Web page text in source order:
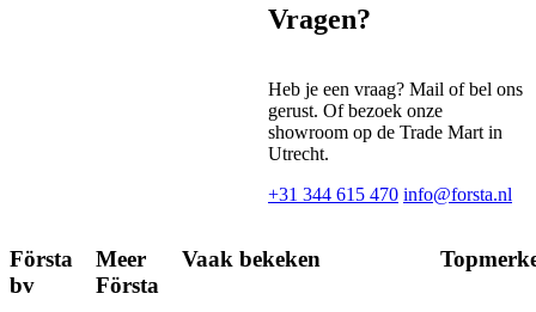
Vragen?
Heb je een vraag? Mail of bel ons
gerust. Of bezoek onze
showroom op de Trade Mart in
Utrecht.
+31 344 615 470 info@forsta.nl
Första
bv
Meer
Första
Vaak bekeken